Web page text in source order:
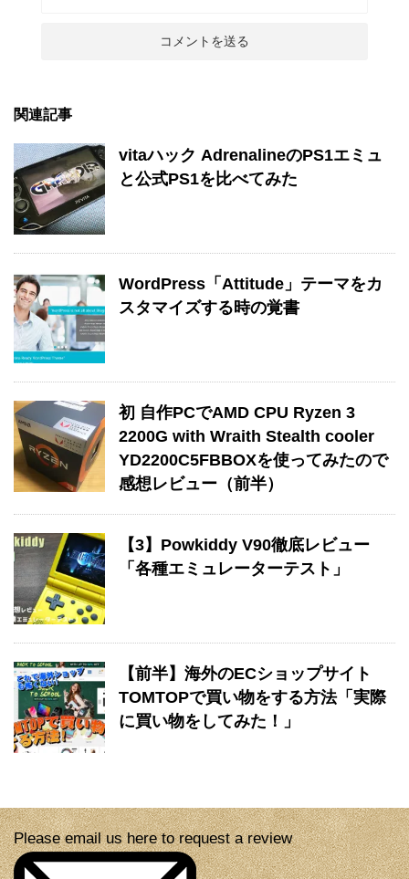
関連記事
vitaハック AdrenalineのPS1エミュ
と公式PS1を比べてみた
WordPress「Attitude」テーマをカ
スタマイズする時の覚書
初 自作PCでAMD CPU Ryzen 3
2200G with Wraith Stealth cooler
YD2200C5FBBOXを使ってみたので
感想レビュー（前半）
【3】Powkiddy V90徹底レビュー
「各種エミュレーターテスト」
【前半】海外のECショップサイト
TOMTOPで買い物をする方法「実際
に買い物をしてみた！」
Please email us here to request a review